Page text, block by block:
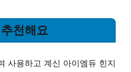
천해요
사용하고 계신 아이엠듀 힌지